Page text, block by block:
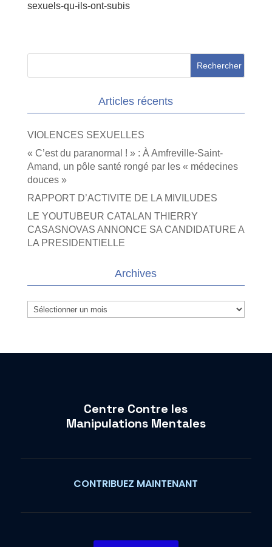
sexuels-qu-ils-ont-subis
Articles récents
VIOLENCES SEXUELLES
« C’est du paranormal ! » : À Amfreville-Saint-
Amand, un pôle santé rongé par les « médecines
douces »
RAPPORT D’ACTIVITE DE LA MIVILUDES
LE YOUTUBEUR CATALAN THIERRY
CASASNOVAS ANNONCE SA CANDIDATURE A
LA PRESIDENTIELLE
Archives
Archives
Centre Contre les
Manipulations Mentales
CONTRIBUEZ MAINTENANT